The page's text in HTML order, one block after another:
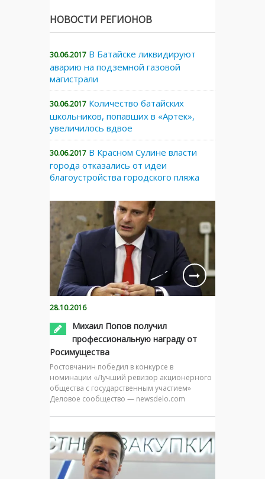
НОВОСТИ РЕГИОНОВ
30.06.2017 В Батайске ликвидируют
аварию на подземной газовой
магистрали
30.06.2017 Количество батайских
школьников, попавших в «Артек»,
увеличилось вдвое
30.06.2017 В Красном Сулине власти
города отказались от идеи
благоустройства городского пляжа
28.10.2016
Михаил Попов получил
профессиональную награду от
Росимущества
Ростовчанин победил в конкурсе в
номинации «Лучший ревизор акционерного
общества с государственным участием»
Деловое сообщество — newsdelo.com